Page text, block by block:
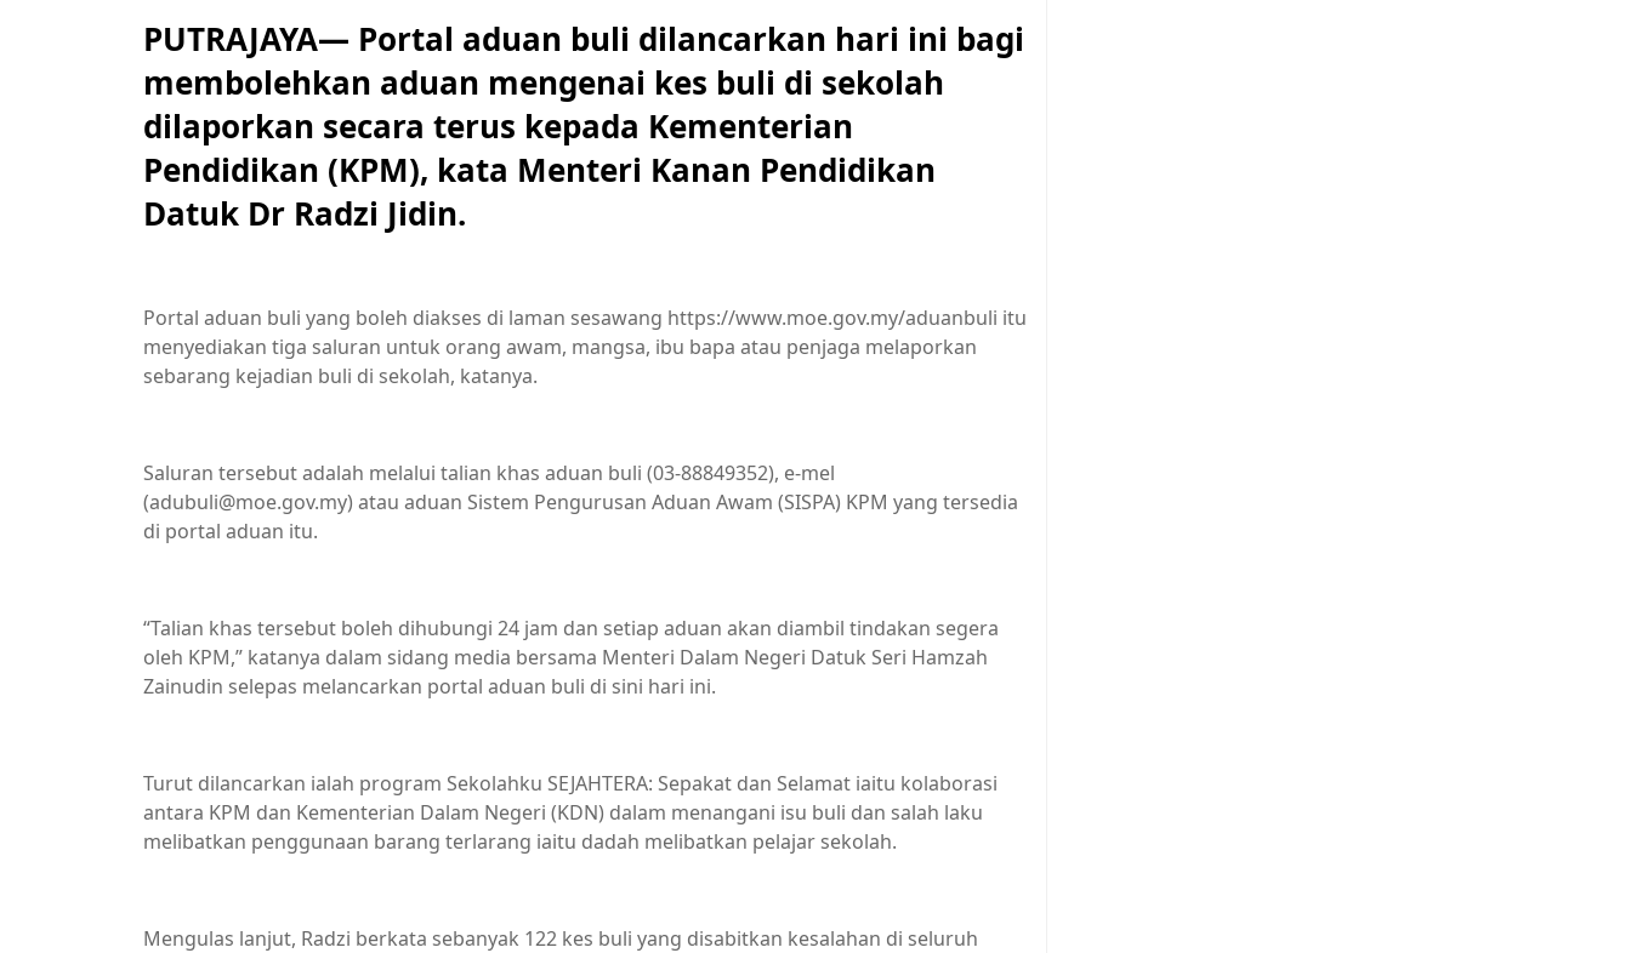
PUTRAJAYA— Portal aduan buli dilancarkan hari ini bagi
membolehkan aduan mengenai kes buli di sekolah
dilaporkan secara terus kepada Kementerian
Pendidikan (KPM), kata Menteri Kanan Pendidikan
Datuk Dr Radzi Jidin.
Portal aduan buli yang boleh diakses di laman sesawang https://www.moe.gov.my/aduanbuli itu
menyediakan tiga saluran untuk orang awam, mangsa, ibu bapa atau penjaga melaporkan
sebarang kejadian buli di sekolah, katanya.
Saluran tersebut adalah melalui talian khas aduan buli (03-88849352), e-mel
(adubuli@moe.gov.my) atau aduan Sistem Pengurusan Aduan Awam (SISPA) KPM yang tersedia
di portal aduan itu.
“Talian khas tersebut boleh dihubungi 24 jam dan setiap aduan akan diambil tindakan segera
oleh KPM,” katanya dalam sidang media bersama Menteri Dalam Negeri Datuk Seri Hamzah
Zainudin selepas melancarkan portal aduan buli di sini hari ini.
Turut dilancarkan ialah program Sekolahku SEJAHTERA: Sepakat dan Selamat iaitu kolaborasi
antara KPM dan Kementerian Dalam Negeri (KDN) dalam menangani isu buli dan salah laku
melibatkan penggunaan barang terlarang iaitu dadah melibatkan pelajar sekolah.
Mengulas lanjut, Radzi berkata sebanyak 122 kes buli yang disabitkan kesalahan di seluruh